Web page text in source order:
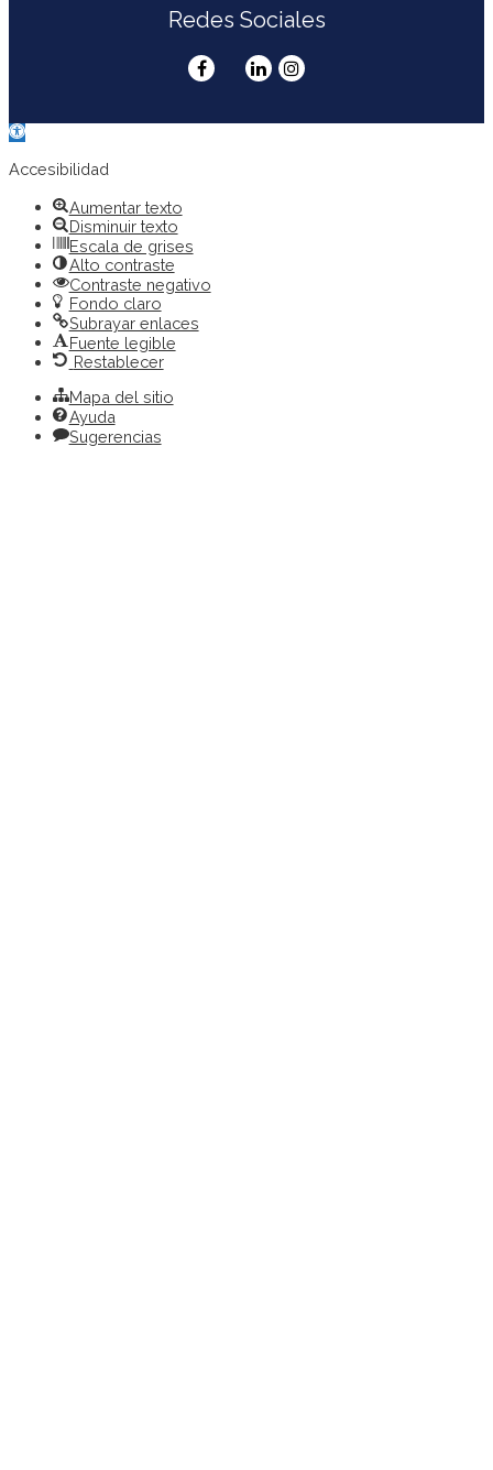
Redes Sociales
Abrir
de
Accesibilidad
Aumentar texto
Disminuir texto
Escala de grises
Alto contraste
Contraste negativo
Fondo claro
Subrayar enlaces
Fuente legible
Restablecer
Mapa del sitio
Ayuda
Sugerencias